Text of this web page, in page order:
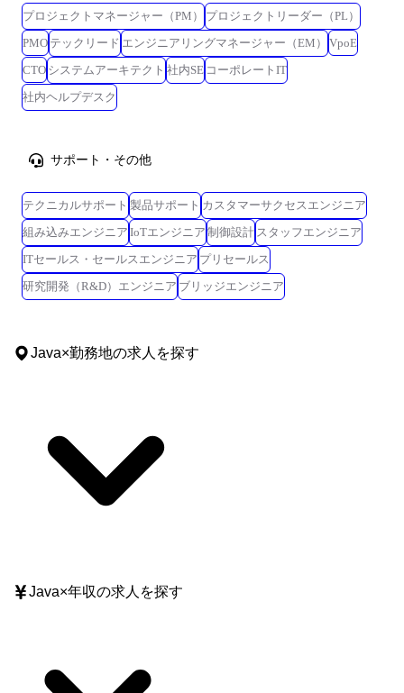
プロジェクトマネージャー（PM）
プロジェクトリーダー（PL）
PMO テックリード エンジニアリングマネージャー（EM）
VpoE
CTO システムアーキテクト 社内SE コーポレートIT
社内ヘルプデスク
サポート・その他
テクニカルサポート 製品サポート カスタマーサクセスエンジニア
組み込みエンジニア IoTエンジニア 制御設計 スタッフエンジニア
ITセールス・セールスエンジニア プリセールス
研究開発（R&D）エンジニア ブリッジエンジニア
Java×勤務地の求人を探す
Java×年収の求人を探す